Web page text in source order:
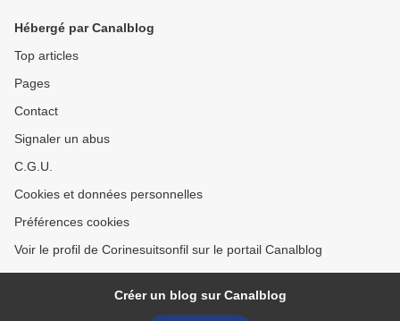
Hébergé par Canalblog
Top articles
Pages
Contact
Signaler un abus
C.G.U.
Cookies et données personnelles
Préférences cookies
Voir le profil de Corinesuitsonfil sur le portail Canalblog
Créer un blog sur Canalblog